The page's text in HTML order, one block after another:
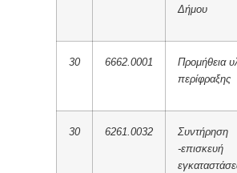
Δήμου
30 6662.0001
Προμήθεια
περίφραξης
30 6261.0032
Συντήρηση
-επισκευή